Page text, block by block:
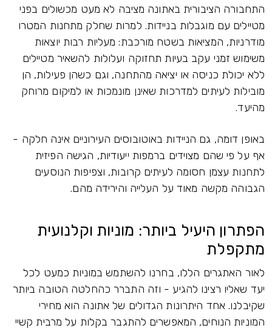
התחבורה הציבורית באתונה מציבה לא מעט מכשולים בפני
מטיילים עם מוגבלות בניידות. למרות שחלק מתחנות המטרו
מודרניות, המציאות בשטח מורכבת: מעליות רבות יוצאות
משימוש זמני עקב בעיות תחזוקה ועלולות להשאיר מטיילים
ללא יכולת כניסה או יציאה מהתחנה, וגם כשהן פעילות, הן
מובילות לעיתים למדרכות שאינן מונמכות או למיקום מרוחק
מהיעד.
באופן דומה, גם הניידות באוטובוסים העירוניים אינה חלקה -
אף על פי שהם מצוידים ברמפות ייעודיות, הגישה הפיזית
לתחנות עצמן חסומה לעיתים קרובות, וצפיפות הנוסעים
הגבוהה מקשה מאוד על העלייה והירידה מהם.
הפתרון היעיל ביותר: מוניות וקלנועית
מתקפלת
לאור האתגרים הללו, בחרנו להשתמש במוניות כמעט לכל
יעד שאליו רצינו להגיע - וזה התברר כהחלטה הטובה ביותר
שקיבלנו. אחד היתרונות הגדולים של אתונה הוא מחירי
המוניות הנוחים, המאפשרים להתגבר בקלות על מרבית קשיי